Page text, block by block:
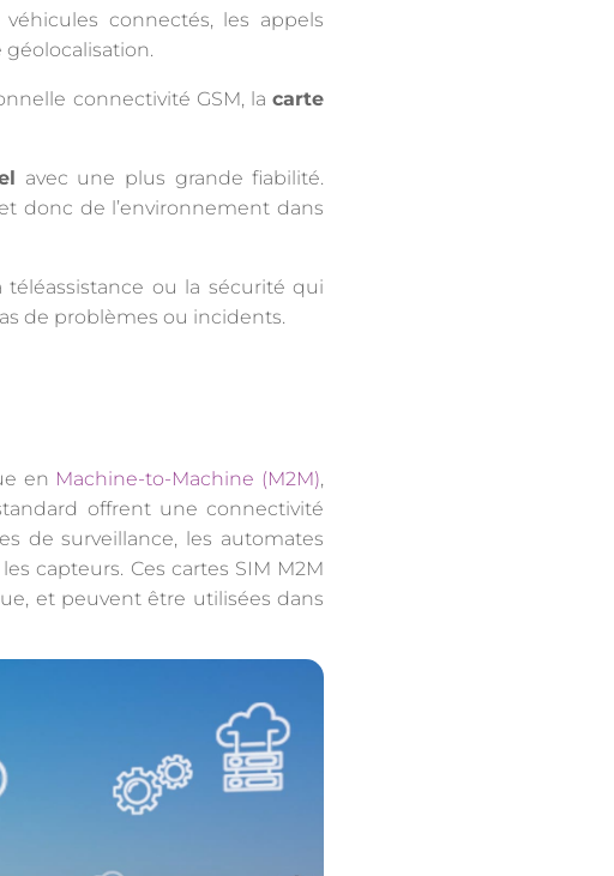
connectés, les appels
géolocalisation.
connectivité GSM, lacarte
avec une plus grande fiabilité.
donc de l’environnement dans
ou la sécurité qui
de problèmes ou incidents.
en Machine-to-Machine (M2M),
offrent une connectivité
de surveillance, les automates
capteurs. Ces cartes SIM M2M
et peuvent être utilisées dans